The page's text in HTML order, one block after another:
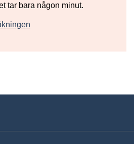
tar bara någon minut.